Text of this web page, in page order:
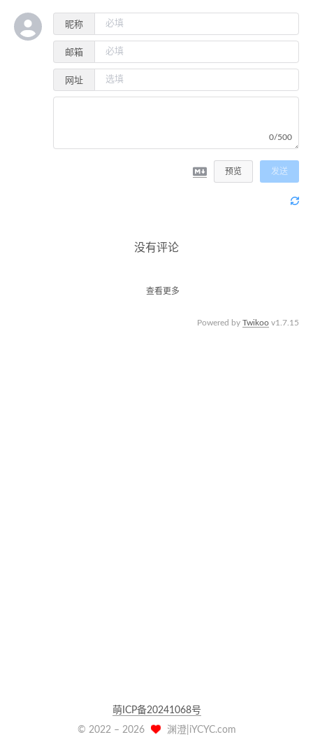
昵称
邮箱
网址
0/500
预览 发送
没有评论
查看更多
Powered by Twikoo v1.7.15
萌ICP备20241068号
© 2022 – 2026 渊澄|iYCYC.com